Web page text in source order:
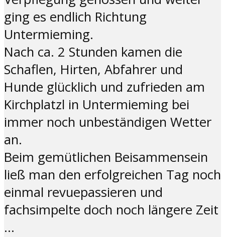
ging es endlich Richtung
Untermieming.
Nach ca. 2 Stunden kamen die
Schaflen, Hirten, Abfahrer und
Hunde glücklich und zufrieden am
Kirchplatzl in Untermieming bei
immer noch unbeständigen Wetter
an.
Beim gemütlichen Beisammensein
ließ man den erfolgreichen Tag noch
einmal revuepassieren und
fachsimpelte doch noch längere Zeit
…